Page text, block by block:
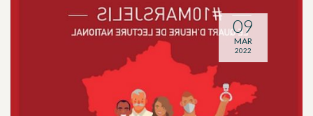
09
MAR
2022